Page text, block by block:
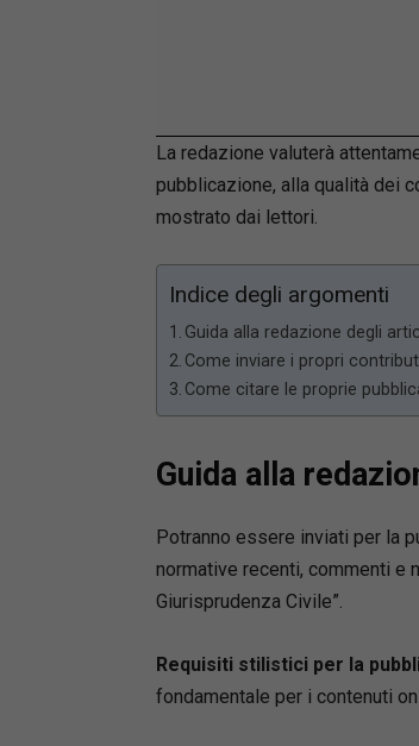
La redazione valuterà
pubblicazione, alla qualità dei
mostrato dai lettori.
Indice degli argomenti
Guida alla redazione degli
Come inviare i propri
Come citare le proprie
Guida alla
Potranno essere inviati per la
normative recenti, commenti e
Giurisprudenza Civile”.
Requisiti stilistici per la
fondamentale per i contenuti